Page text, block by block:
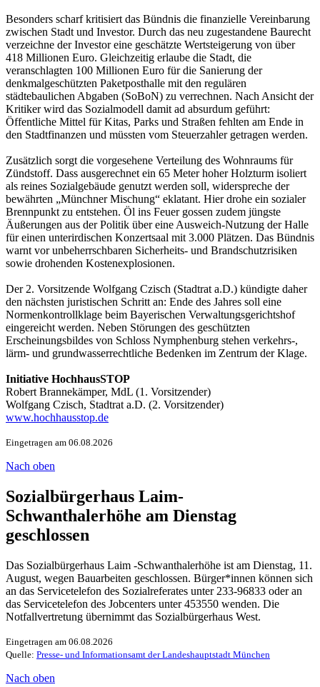
Besonders scharf kritisiert das Bündnis die finanzielle Vereinbarung
zwischen Stadt und Investor. Durch das neu zugestandene Baurecht
verzeichne der Investor eine geschätzte Wertsteigerung von über
418 Millionen Euro. Gleichzeitig erlaube die Stadt, die
veranschlagten 100 Millionen Euro für die Sanierung der
denkmalgeschützten Paketposthalle mit den regulären
städtebaulichen Abgaben (SoBoN) zu verrechnen. Nach Ansicht der
Kritiker wird das Sozialmodell damit ad absurdum geführt:
Öffentliche Mittel für Kitas, Parks und Straßen fehlten am Ende in
den Stadtfinanzen und müssten vom Steuerzahler getragen werden.
Zusätzlich sorgt die vorgesehene Verteilung des Wohnraums für
Zündstoff. Dass ausgerechnet ein 65 Meter hoher Holzturm isoliert
als reines Sozialgebäude genutzt werden soll, widerspreche der
bewährten „Münchner Mischung“ eklatant. Hier drohe ein sozialer
Brennpunkt zu entstehen. Öl ins Feuer gossen zudem jüngste
Äußerungen aus der Politik über eine Ausweich-Nutzung der Halle
für einen unterirdischen Konzertsaal mit 3.000 Plätzen. Das Bündnis
warnt vor unbeherrschbaren Sicherheits- und Brandschutzrisiken
sowie drohenden Kostenexplosionen.
Der 2. Vorsitzende Wolfgang Czisch (Stadtrat a.D.) kündigte daher
den nächsten juristischen Schritt an: Ende des Jahres soll eine
Normenkontrollklage beim Bayerischen Verwaltungsgerichtshof
eingereicht werden. Neben Störungen des geschützten
Erscheinungsbildes von Schloss Nymphenburg stehen verkehrs-,
lärm- und grundwasserrechtliche Bedenken im Zentrum der Klage.
Initiative HochhausSTOP
Robert Brannekämper, MdL (1. Vorsitzender)
Wolfgang Czisch, Stadtrat a.D. (2. Vorsitzender)
www.hochhausstop.de
Eingetragen am 06.08.2026
Nach oben
Sozialbürgerhaus Laim-
Schwanthalerhöhe am Dienstag
geschlossen
Das Sozialbürgerhaus Laim -Schwanthalerhöhe ist am Dienstag, 11.
August, wegen Bauarbeiten geschlossen. Bürger*innen können sich
an das Servicetelefon des Sozialreferates unter 233-96833 oder an
das Servicetelefon des Jobcenters unter 453550 wenden. Die
Notfallvertretung übernimmt das Sozialbürgerhaus West.
Eingetragen am 06.08.2026
Quelle: Presse- und Informationsamt der Landeshauptstadt München
Nach oben